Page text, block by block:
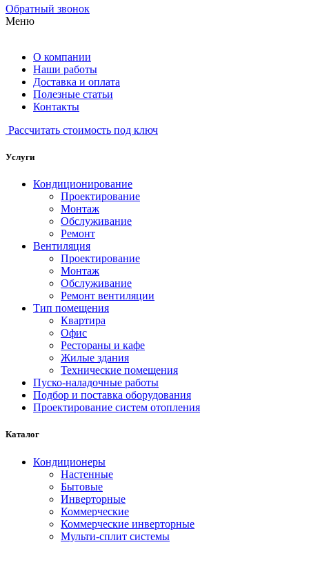
Обратный звонок
Меню
О компании
Наши работы
Доставка и оплата
Полезные статьи
Контакты
Рассчитать стоимость под ключ
Услуги
Кондиционирование
Проектирование
Монтаж
Обслуживание
Ремонт
Вентиляция
Проектирование
Монтаж
Обслуживание
Ремонт вентиляции
Тип помещения
Квартира
Офис
Рестораны и кафе
Жилые здания
Технические помещения
Пуско-наладочные работы
Подбор и поставка оборудования
Проектирование систем отопления
Каталог
Кондиционеры
Настенные
Бытовые
Инверторные
Коммерческие
Коммерческие инверторные
Мульти-сплит системы